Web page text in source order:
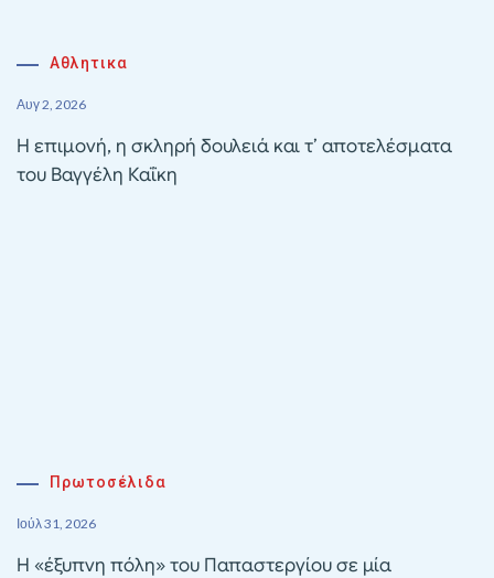
Αθλητικα
Αυγ 2, 2026
Η επιμονή, η σκληρή δουλειά και τ’ αποτελέσματα
του Βαγγέλη Καΐκη
Πρωτοσέλιδα
Ιούλ 31, 2026
Η «έξυπνη πόλη» του Παπαστεργίου σε μία